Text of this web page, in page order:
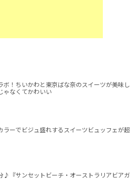
ボ！ちいかわと東京ばな奈のスイーツが美味し
ゃなくてかわいい
ラーでビジュ盛れするスイーツビュッフェが超
♪『サンセットビーチ・オーストラリアビアガ